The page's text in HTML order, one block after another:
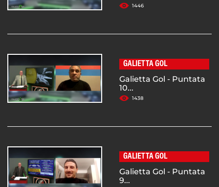
1446
GALIETTA GOL
Galietta Gol - Puntata
10...
1438
GALIETTA GOL
Galietta Gol - Puntata
9...